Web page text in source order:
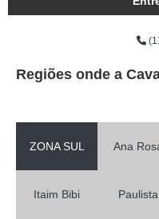
Regiões onde a
ZONA SUL Ana
Itaim Bibi Paulista